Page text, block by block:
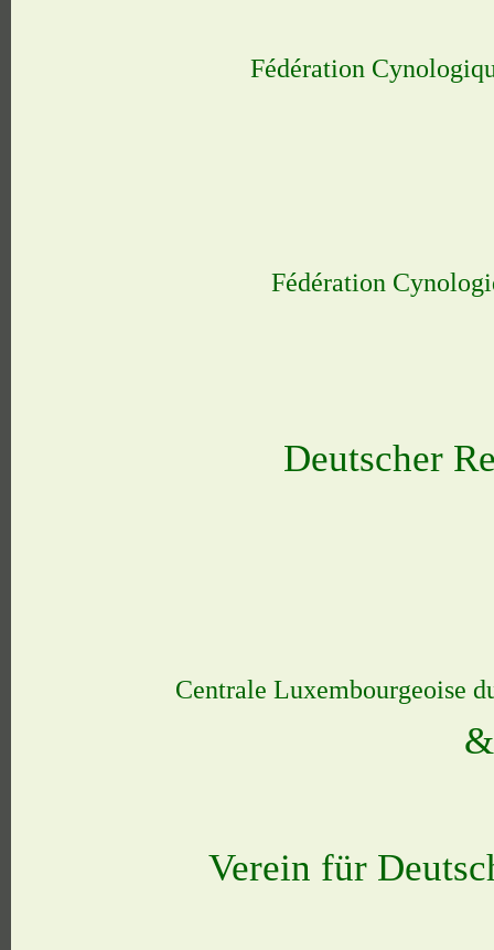
Fédération
Fédération
Deutscher
Centrale Luxembourgeoise
&
Verein für